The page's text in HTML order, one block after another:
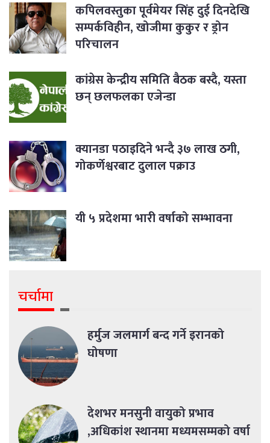
कपिलवस्तुका पूर्वमेयर सिंह दुई दिनदेखि
सम्पर्कविहीन, खोजीमा कुकुर र ड्रोन
परिचालन
कांग्रेस केन्द्रीय समिति बैठक बस्दै, यस्ता
छन् छलफलका एजेन्डा
क्यानडा पठाइदिने भन्दै ३७ लाख ठगी,
गोकर्णेश्वरबाट दुलाल पक्राउ
यी ५ प्रदेशमा भारी वर्षाको सम्भावना
चर्चामा
हर्मुज जलमार्ग बन्द गर्ने इरानको
घोषणा
देशभर मनसुनी वायुको प्रभाव
,अधिकांश स्थानमा मध्यमसम्मको वर्षा